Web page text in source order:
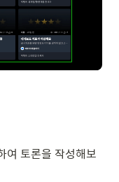
여 토론을 작성해보